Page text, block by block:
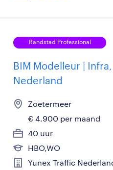
Randstad Professional
BIM Modelleur |
Nederland
Zoetermeer
€ 4.900 per maand
40 uur
HBO,WO
Yunex Traffic